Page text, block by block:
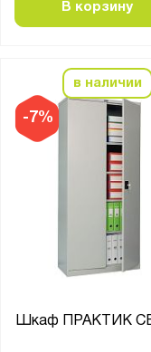
В корзину
-7%
в наличии
Шкаф ПРАКТИК
Тип дверцы:
Купе
Распашная
Тип покрытия
Количество
Количество